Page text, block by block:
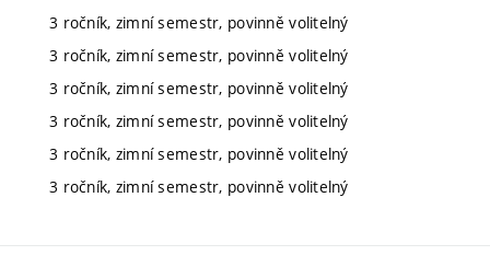
3 ročník, zimní semestr, povinně volitelný
3 ročník, zimní semestr, povinně volitelný
3 ročník, zimní semestr, povinně volitelný
3 ročník, zimní semestr, povinně volitelný
3 ročník, zimní semestr, povinně volitelný
3 ročník, zimní semestr, povinně volitelný